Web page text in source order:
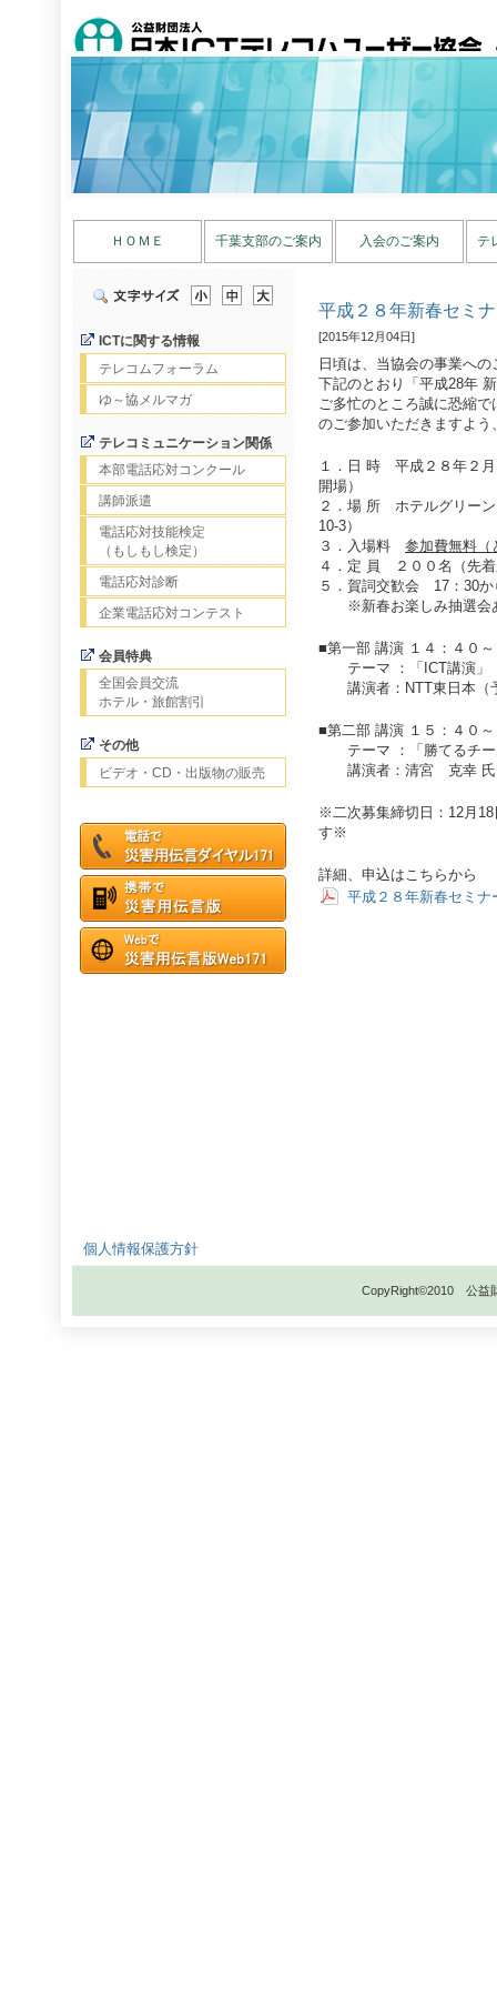
ＨＯＭＥ 千葉支部のご案内 入会のご案内 テ
ICTに関する情報
テレコムフォーラム
ゆ～協メルマガ
テレコミュニケーション関係
本部電話応対コンクール
講師派遣
電話応対技能検定
（もしもし検定）
電話応対診断
企業電話応対コンテスト
会員特典
全国会員交流
ホテル・旅館割引
その他
ビデオ・CD・出版物の販売
平成２８年新春セミ
[2015年12月04日]
日頃は、当協会の事業へ
下記のとおり「平成28年
ご多忙のところ誠に恐縮
のご参加いただきますよ
１．日 時 平成２８年２
開場）
２．場 所 ホテルグリー
10-3）
３．入場料 参加費無料（
４．定 員 ２００名（先
５．賀詞交歓会 17：30か
※新春お楽しみ抽選会
■第一部 講演 １４：４０
テーマ ：「ICT講演」
講演者：NTT東日本（
■第二部 講演 １５：４０
テーマ ：「勝てるチー
講演者：清宮 克幸 氏
※二次募集締切日：12月
す※
詳細、申込はこちらから
平成２８年新春セミ
個人情報保護方針
CopyRight©2010 公益